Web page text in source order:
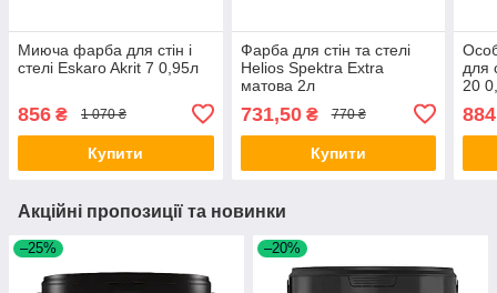
Миюча фарба для стін і
стелі Eskaro Akrit 7 0,95л
856 ₴ 1 070 ₴
Купити
Фарба для стін та стелі
Helios Spektra Extra
матова 2л
731,50₴ 770 ₴
Купити
для
20
884
Акційні пропозиції та новинки
–25% –20%